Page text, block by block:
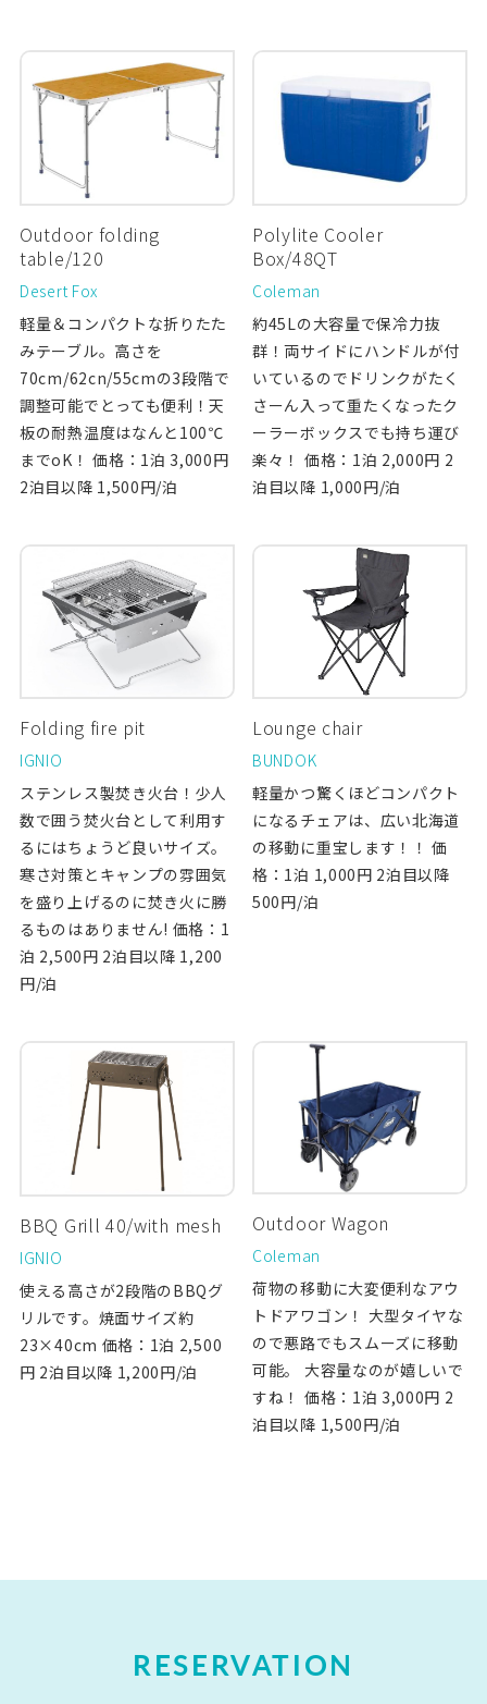
Outdoor folding
table/120
Desert Fox
軽量＆コンパクトな折りたた
みテーブル。高さを
70cm/62cn/55cmの3段階で
調整可能でとっても便利！天
板の耐熱温度はなんと100℃
までoK！ 価格：1泊 3,000円
2泊目以降 1,500円/泊
Polylite Cooler
Box/48QT
Coleman
約45Lの大容量で保冷力抜
群！両サイドにハンドルが付
いているのでドリンクがたく
さーん入って重たくなったク
ーラーボックスでも持ち運び
楽々！ 価格：1泊 2,000円 2
泊目以降 1,000円/泊
Folding fire pit
IGNIO
ステンレス製焚き火台！少人
数で囲う焚火台として利用す
るにはちょうど良いサイズ。
寒さ対策とキャンプの雰囲気
を盛り上げるのに焚き火に勝
るものはありません! 価格：1
泊 2,500円 2泊目以降 1,200
円/泊
Lounge chair
BUNDOK
軽量かつ驚くほどコンパクト
になるチェアは、広い北海道
の移動に重宝します！！ 価
格：1泊 1,000円 2泊目以降
500円/泊
BBQ Grill 40/with mesh
IGNIO
使える高さが2段階のBBQグ
リルです。焼面サイズ約
23×40cm 価格：1泊 2,500
円 2泊目以降 1,200円/泊
Outdoor Wagon
Coleman
荷物の移動に大変便利なアウ
トドアワゴン！ 大型タイヤな
ので悪路でもスムーズに移動
可能。 大容量なのが嬉しいで
すね！ 価格：1泊 3,000円 2
泊目以降 1,500円/泊
RESERVATION